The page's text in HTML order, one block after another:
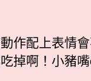
作配上表情
掉啊！小豬